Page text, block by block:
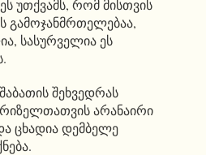
უთქვამს, რომ მისთვის
გამოჯანმრთელებაა,
სასურველია ეს
შეხვედრას
არანაირი
ცხადია დემბელე